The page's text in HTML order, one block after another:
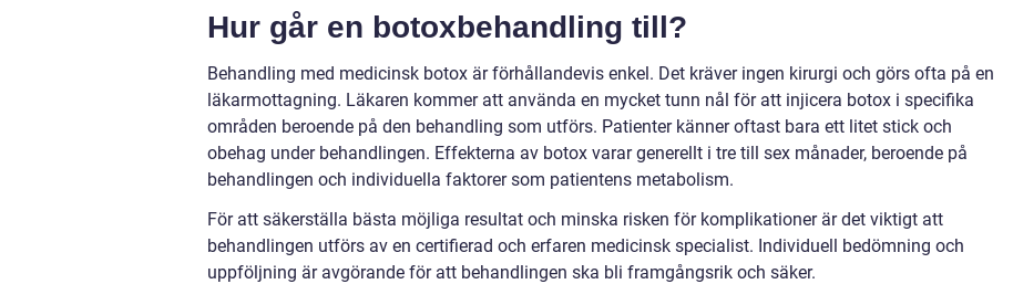
Hur går en botoxbehandling till?
Behandling med medicinsk botox är förhållandevis enkel. Det kräver ingen kirurgi och görs ofta på en
läkarmottagning. Läkaren kommer att använda en mycket tunn nål för att injicera botox i specifika
områden beroende på den behandling som utförs. Patienter känner oftast bara ett litet stick och
obehag under behandlingen. Effekterna av botox varar generellt i tre till sex månader, beroende på
behandlingen och individuella faktorer som patientens metabolism.
För att säkerställa bästa möjliga resultat och minska risken för komplikationer är det viktigt att
behandlingen utförs av en certifierad och erfaren medicinsk specialist. Individuell bedömning och
uppföljning är avgörande för att behandlingen ska bli framgångsrik och säker.